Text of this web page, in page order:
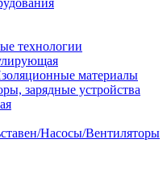
технологии
материалы
зарядные устройства
Насосы/Вентиляторы